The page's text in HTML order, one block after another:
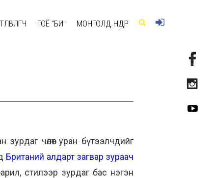
ТӨЛӨВЛӨГЧ ГОЁ "БИ" МОНГОЛД ӨНӨӨДӨР
чөлөөт уран бүтээлчдийг
Британий алдарт загвар зураач
стилээр зурдаг бас нэгэн